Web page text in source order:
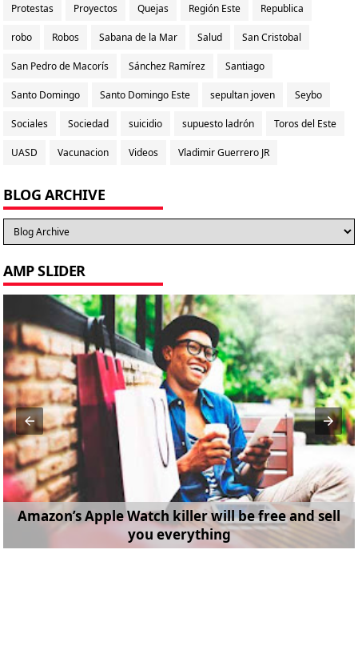
Protestas Proyectos Quejas Región Este Republica
robo Robos Sabana de la Mar Salud San Cristobal
San Pedro de Macorís Sánchez Ramírez Santiago
Santo Domingo Santo Domingo Este sepultan joven Seybo
Sociales Sociedad suicidio supuesto ladrón Toros del Este
UASD Vacunacion Videos Vladimir Guerrero JR
BLOG ARCHIVE
AMP SLIDER
Amazon’s Apple Watch killer will be free and sell
you everything